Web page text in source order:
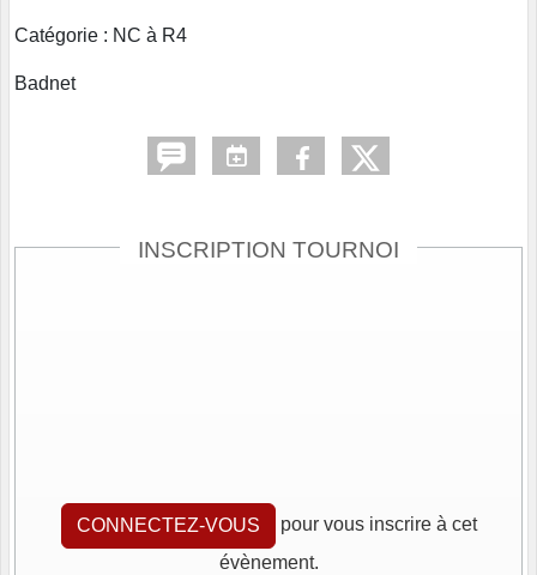
Catégorie : NC à R4
Badnet
INSCRIPTION TOURNOI
CONNECTEZ-VOUS
pour vous inscrire à cet
évènement.